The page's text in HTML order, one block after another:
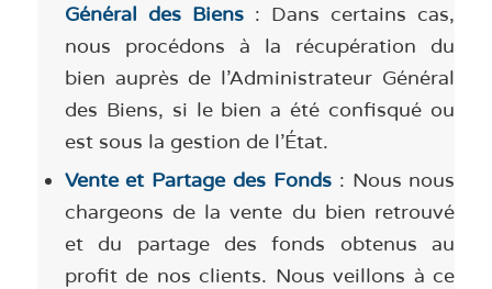
Général des Biens: Dans certains cas,
nous procédons à la récupération du
bien auprès de l’Administrateur Général
des Biens, si le bien a été confisqué ou
est sous la gestion de l’État.
Vente et Partage des Fonds: Nous nous
chargeons de la vente du bien retrouvé
et du partage des fonds obtenus au
profit de nos clients. Nous veillons à ce